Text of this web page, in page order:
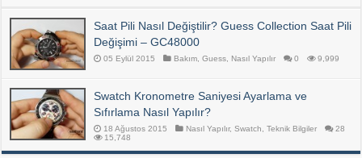
Saat Pili Nasıl Değiştilir? Guess Collection Saat Pili
Değişimi – GC48000
05 Eylül 2015 Bakım ,Guess Nasıl Yapılır 0 9,999
Swatch Kronometre Saniyesi Ayarlama ve
Sıfırlama Nasıl Yapılır?
18 Ağustos 2015 Nasıl Yapılır,Swatch ,Teknik Bilgiler
28
15,748